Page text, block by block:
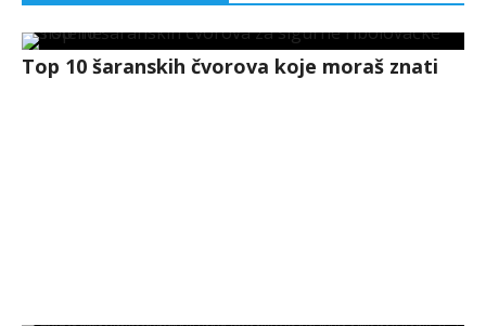
Top 10 šaranskih čvorova koje moraš znati